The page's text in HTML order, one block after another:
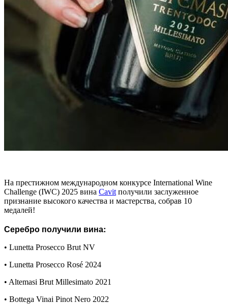
На престижном международном конкурсе International Wine
Challenge (IWC) 2025 вина Cavit получили заслуженное
признание высокого качества и мастерства, собрав 10
медалей!
Серебро получили вина:
• Lunetta Prosecco Brut NV
• Lunetta Prosecco Rosé 2024
• Altemasi Brut Millesimato 2021
• Bottega Vinai Pinot Nero 2022